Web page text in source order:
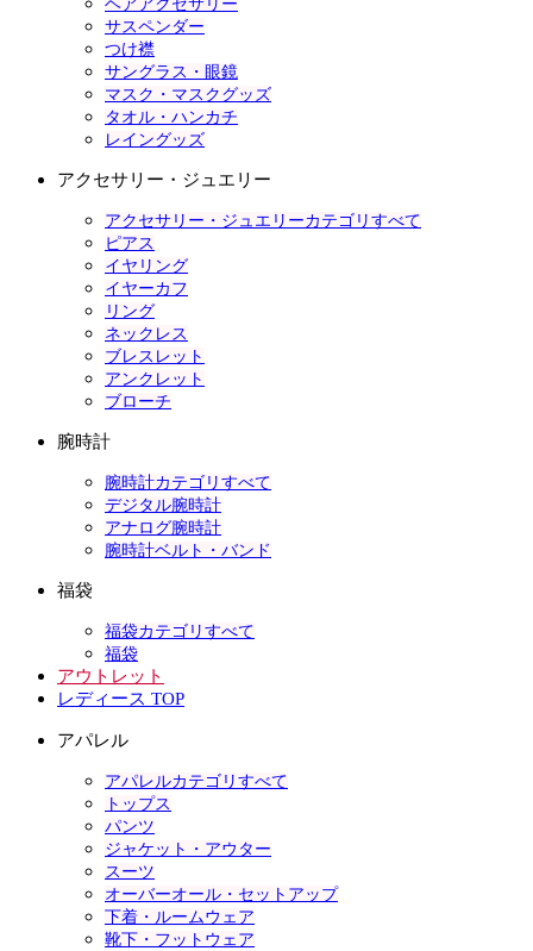
ヘアアクセサリー
サスペンダー
つけ襟
サングラス・眼鏡
マスク・マスクグッズ
タオル・ハンカチ
レイングッズ
アクセサリー・ジュエリー
アクセサリー・ジュエリーカテゴリすべて
ピアス
イヤリング
イヤーカフ
リング
ネックレス
ブレスレット
アンクレット
ブローチ
腕時計
腕時計カテゴリすべて
デジタル腕時計
アナログ腕時計
腕時計ベルト・バンド
福袋
福袋カテゴリすべて
福袋
アウトレット
レディース TOP
アパレル
アパレルカテゴリすべて
トップス
パンツ
ジャケット・アウター
スーツ
オーバーオール・セットアップ
下着・ルームウェア
靴下・フットウェア